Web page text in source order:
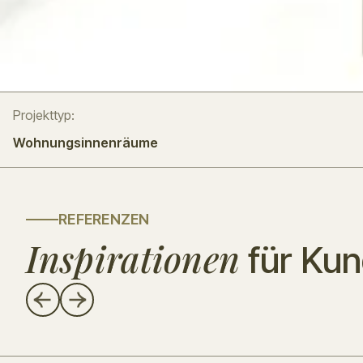
Projekttyp:
Wohnungsinnenräume
REFERENZEN
Inspirationen für